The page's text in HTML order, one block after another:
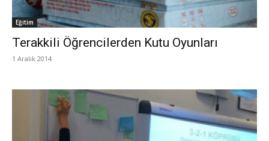
Eğitim
Terakkili Öğrencilerden Kutu Oyunları
1 Aralık 2014